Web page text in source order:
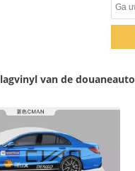
van de douaneauto